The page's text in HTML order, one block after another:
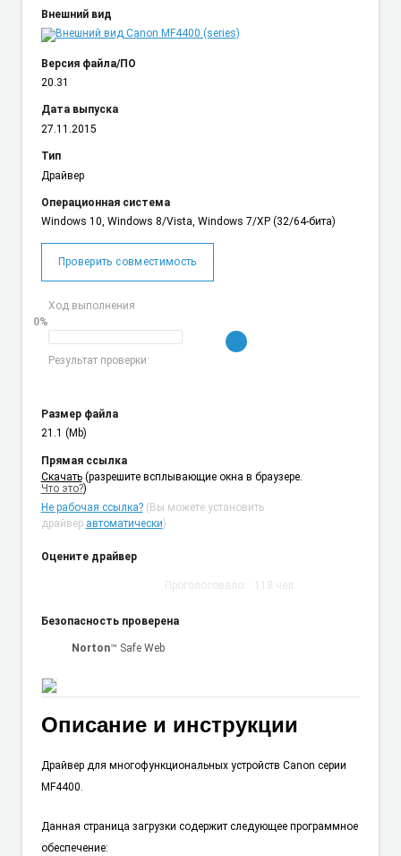
Внешний вид
Версия файла/ПО
20.31
Дата выпуска
27.11.2015
Тип
Драйвер
Операционная система
Windows 10, Windows 8/Vista, Windows 7/XP (32/64-бита)
Проверить совместимость
Ход выполнения
0%
Результат проверки:
Размер файла
21.1 (Mb)
Прямая ссылка
Cкачать (разрешите всплывающие окна в браузере.
Что это?)
Не рабочая ссылка?(Вы можете установить
драйвер автоматически)
Оцените драйвер
Проголосовало: 118 чел.
Безопасность проверена
Norton™ Safe Web
Описание и инструкции
Драйвер для многофункциональных устройств Canon серии
MF4400.
Данная страница загрузки содержит следующее программное
обеспечение: